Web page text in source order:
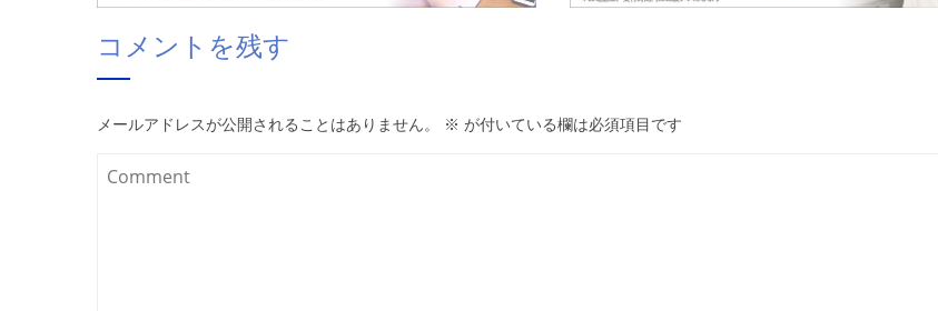
コメントを残す
メールアドレスが公開されることはありません。 ※ が付いている欄は必須項目です